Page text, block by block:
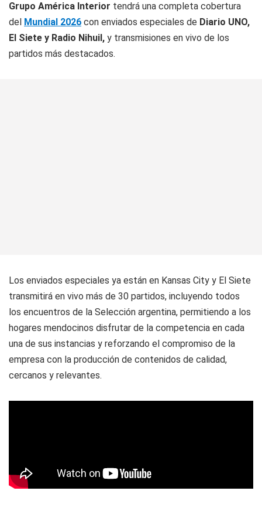
Grupo América Interior tendrá una completa cobertura
del Mundial 2026 con enviados especiales de Diario UNO,
El Siete y Radio Nihuil, y transmisiones en vivo de los
partidos más destacados.
Los enviados especiales ya están en Kansas City y El Siete
transmitirá en vivo más de 30 partidos, incluyendo todos
los encuentros de la Selección argentina, permitiendo a los
hogares mendocinos disfrutar de la competencia en cada
una de sus instancias y reforzando el compromiso de la
empresa con la producción de contenidos de calidad,
cercanos y relevantes.